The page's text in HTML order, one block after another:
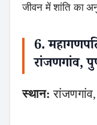
जीवन में शांति का
6.
रांजणगांव,
स्थान: